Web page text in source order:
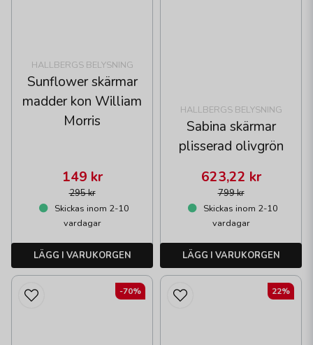
HALLBERGS BELYSNING
Sunflower skärmar
madder kon William
Morris
295 kr
149 kr
Skickas inom 2-10
vardagar
LÄGG I VARUKORGEN
HALLBERGS BELYSNING
Sabina skärmar
plisserad olivgrön
799 kr
623,22 kr
Skickas inom 2-10
vardagar
LÄGG I VARUKORGEN
-70% 22%